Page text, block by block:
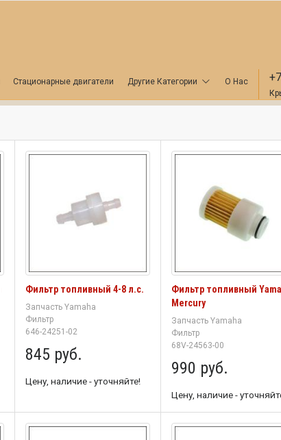
Стационарные двигатели Другие Категории О Нас
Фильтр топливный 4-8 л.с.
Запчасть Yamaha
Фильтр
646-24251-02
845 руб.
Цену, наличие - уточняйте!
Фильтр топливный
Mercury
Запчасть Yamaha
Фильтр
68V-24563-00
990 руб.
Цену, наличие -